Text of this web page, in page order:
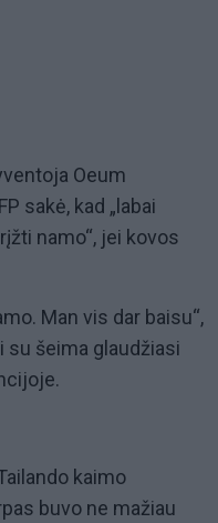
Oeum
sakė, kad „labai
namo“, jei kovos
Man vis dar baisu“,
šeima glaudžiasi
kaimo
buvo ne mažiau